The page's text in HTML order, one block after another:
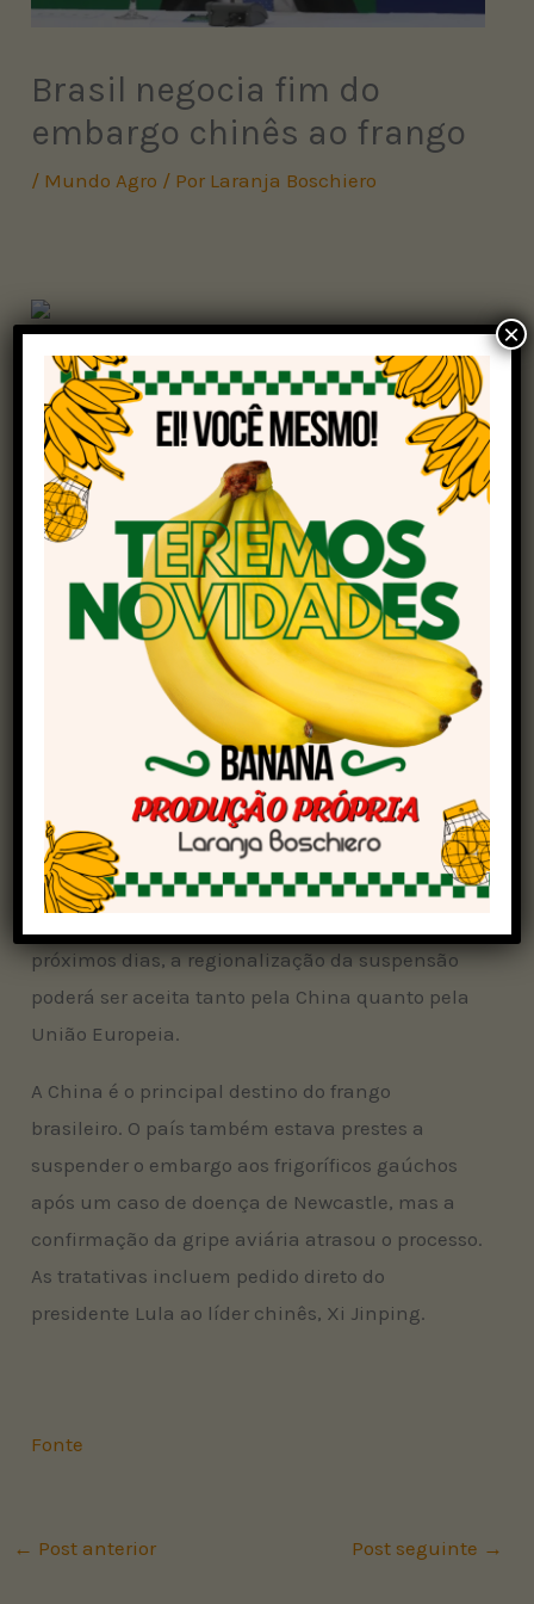
Brasil negocia fim do
embargo chinês ao frango
/ Mundo Agro / Por Laranja Boschiero
O ministro da Agricultura e Pecuária (Mapa),
Carlos Fávaro, confirmou que o Brasil negocia
com a China a flexibilização do embargo às
exportações de carne de frango, suspensas
desde 15 de maio após a confirmação de um
caso de gripe aviária em plantel comercial no
Rio Grande do Sul.
O governo brasileiro solicitou à autoridade
sanitária chinesa que o bloqueio se restrinja a
um raio de 10 km do foco da doença. Assim,
apenas ovos e outros derivados teriam a venda
impedida, visto que os municípios que
circundam Montenegro – epicentro do foco –
não possuem granjas comerciais.
próximos dias, a regionalização da suspensão
poderá ser aceita tanto pela China quanto pela
União Europeia.
A China é o principal destino do frango
brasileiro. O país também estava prestes a
suspender o embargo aos frigoríficos gaúchos
após um caso de doença de Newcastle, mas a
confirmação da gripe aviária atrasou o processo.
As tratativas incluem pedido direto do
presidente Lula ao líder chinês, Xi Jinping.
Fonte
← Post anterior Post seguinte →
×